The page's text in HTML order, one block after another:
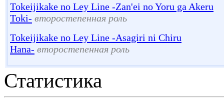
Tokeijikake no Ley Line -Zan'ei no Yoru ga Akeru
Toki- второстепенная роль
Tokeijikake no Ley Line -Asagiri ni Chiru
Hana- второстепенная роль
Статистика